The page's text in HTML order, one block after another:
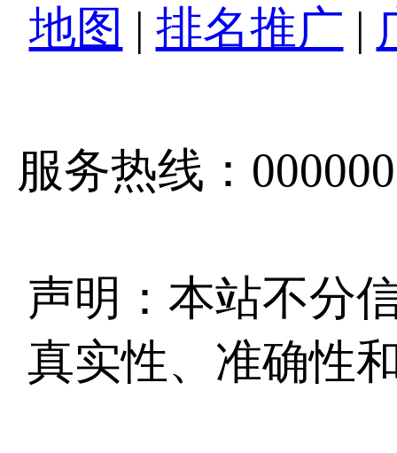
地图 | 排名推广 |
服务热线：
声明：本站不分
真实性、准确性